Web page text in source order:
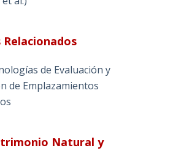
de Evaluación y
de Emplazamientos
Natural y